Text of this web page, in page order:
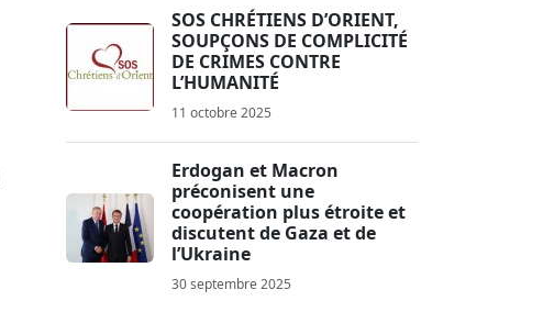
SOS CHRÉTIENS D’ORIENT,
SOUPÇONS DE COMPLICITÉ
DE CRIMES CONTRE
L’HUMANITÉ
11 octobre 2025
Erdogan et Macron
préconisent une
coopération plus étroite et
discutent de Gaza et de
l’Ukraine
30 septembre 2025